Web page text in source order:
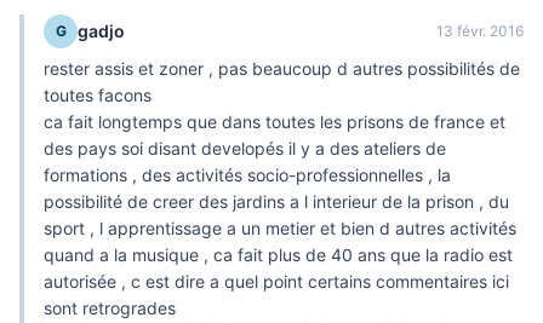
G gadjo 13 févr. 2016
rester assis et zoner , pas beaucoup d autres possibilités de
toutes facons
ca fait longtemps que dans toutes les prisons de france et
des pays soi disant developés il y a des ateliers de
formations , des activités socio-professionnelles , la
possibilité de creer des jardins a l interieur de la prison , du
sport , l apprentissage a un metier et bien d autres activités
quand a la musique , ca fait plus de 40 ans que la radio est
autorisée , c est dire a quel point certains commentaires ici
sont retrogrades